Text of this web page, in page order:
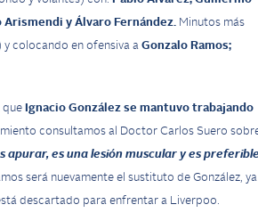
Arismendi y Álvaro Fernández.Minutos más
colocando en ofensiva a Gonzalo Ramos;
que Ignacio González se mantuvo trabajando
consultamos al Doctor Carlos Suero
apurar, es una lesión muscular y es
será nuevamente el sustituto de González, ya
descartado para enfrentar a Liverpoo.